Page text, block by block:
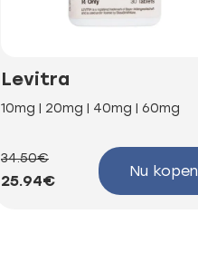
Levitra
10mg | 20mg | 40mg | 60mg
34.50€
25.94€
Nu kopen